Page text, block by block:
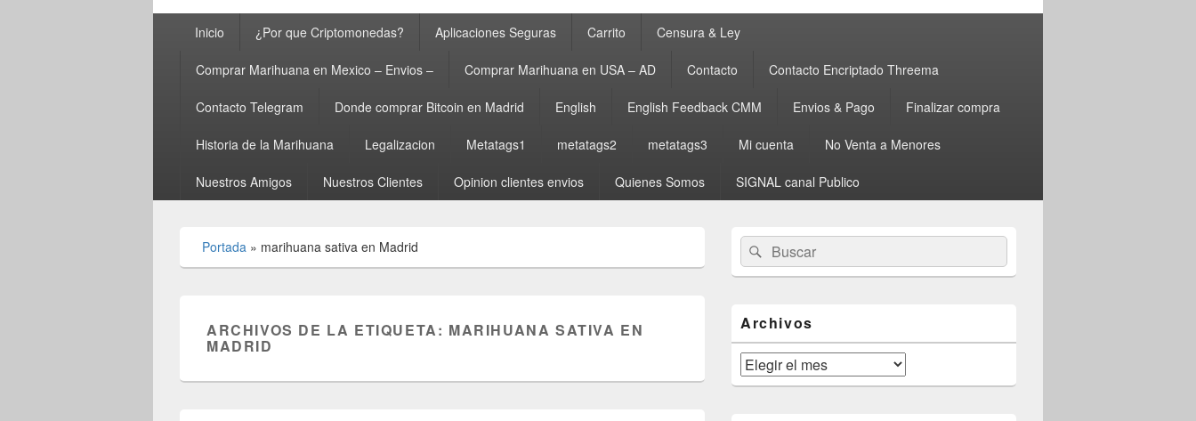
principalInicio ¿Por que Criptomonedas? Aplicaciones Seguras Carrito Censura & Ley
Comprar Marihuana en Mexico – Envios – Comprar Marihuana en USA – AD Contacto Contacto Encriptado Threema
Contacto Telegram Donde comprar Bitcoin en Madrid English English Feedback CMM Envios & Pago Finalizar compra
Historia de la Marihuana Legalizacion Metatags1 metatags2 metatags3 Mi cuenta No Venta a Menores
Nuestros Amigos Nuestros Clientes Opinion clientes envios Quienes Somos SIGNAL canal Publico
Portada » marihuana sativa en Madrid
ARCHIVOS DE LA ETIQUETA: MARIHUANA SATIVA EN
MADRID
área
de
widget
lateral
primaria
Buscar
por:
Buscar
Archivos
Archivos